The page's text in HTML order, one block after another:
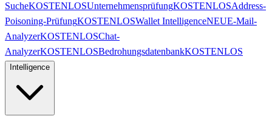
SucheKOSTENLOSUnternehmensprüfungKOSTENLOSAddress-
Poisoning-PrüfungKOSTENLOSWallet IntelligenceNEUE-Mail-
AnalyzerKOSTENLOSChat-
AnalyzerKOSTENLOSBedrohungsdatenbankKOSTENLOS
Intelligence